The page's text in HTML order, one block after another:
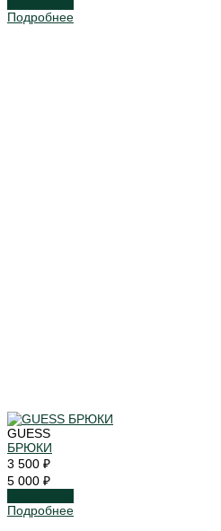
Подробнее
GUESS
БРЮКИ
3 500 ₽
5 000 ₽
Подробнее